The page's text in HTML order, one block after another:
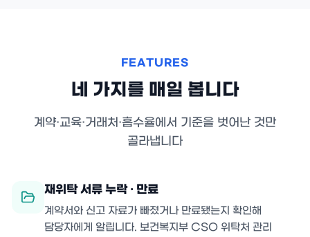
FEATURES
네 가지를 매일 봅니다
계약·교육·거래처·흡수율에서 기준을 벗어난 것만
골라냅니다
재위탁 서류 누락 · 만료
계약서와 신고 자료가 빠졌거나 만료됐는지 확인해
담당자에게 알립니다. 보건복지부 CSO 위탁처 관리